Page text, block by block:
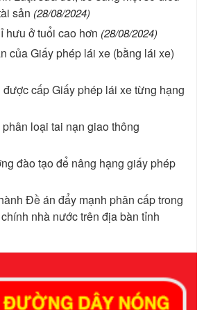
sản (28/08/2024)
hưu ở tuổi cao hơn (28/08/2024)
của Giấy phép lái xe (bằng lái xe)
cấp Giấy phép lái xe từng hạng
loại tai nạn giao thông
đào tạo để nâng hạng giấy phép
Đề án đẩy mạnh phân cấp trong
nhà nước trên địa bàn tỉnh